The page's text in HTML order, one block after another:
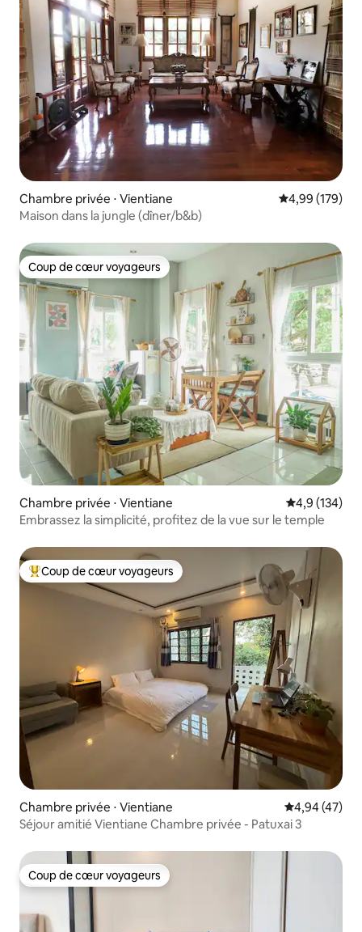
Chambre privée ⋅ Vientiane Évaluation
4,99 (179)
Maison dans la jungle (dîner/b&b)
Coup de cœur voyageurs
Coup de cœur voyageurs
Chambre privée ⋅ Vientiane Évaluation
4,9 (134)
Embrassez la simplicité, profitez de la vue sur le temple
Coups de cœur voyageurs les plus appréciés
Coup de cœur voyageurs
Chambre privée ⋅ Vientiane Évaluation
4,94 (47)
Séjour amitié Vientiane Chambre privée - Patuxai 3
Coup de cœur voyageurs
Coup de cœur voyageurs